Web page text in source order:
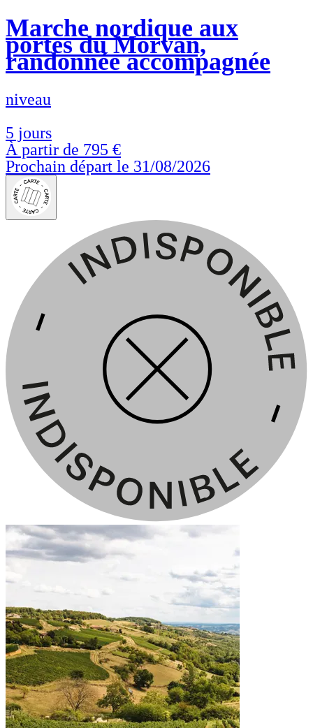
Marche nordique aux
portes du Morvan,
randonnée accompagnée
niveau
5 jours
À partir de 795 €
Prochain départ le 31/08/2026